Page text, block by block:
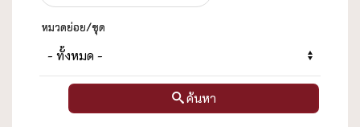
หมวดย่อย/ชุด
ค้นหา